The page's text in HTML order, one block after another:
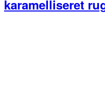
karamelliseret